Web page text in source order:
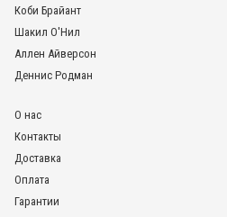
Баскетбольные шорты NBA
2 999
В наличии
499₽
Коби Брайант
Шакил О'Нил
Аллен Айверсон
Деннис Родман
О нас
Контакты
Доставка
Оплата
Гарантии